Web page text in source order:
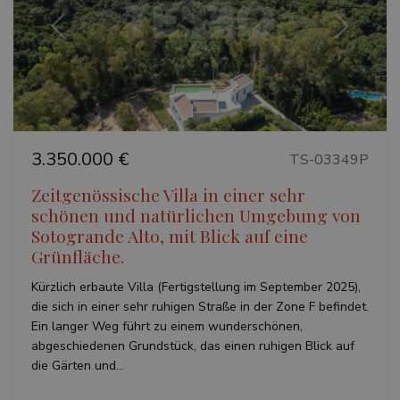
Vorherige Weiter
3.350.000 € TS-03349P
Zeitgenössische Villa in einer sehr
schönen und natürlichen Umgebung von
Sotogrande Alto, mit Blick auf eine
Grünfläche.
Kürzlich erbaute Villa (Fertigstellung im September 2025),
die sich in einer sehr ruhigen Straße in der Zone F befindet.
Ein langer Weg führt zu einem wunderschönen,
abgeschiedenen Grundstück, das einen ruhigen Blick auf
die Gärten und...
die Website nicht ordnungsgemäß verwendet
werden.
Name
Anbieter / Domäne
_GRECAPTCHA
Google LLC
www.google.com
6
VISITOR_PRIVACY_METADATA
YouTube
.youtube.com
Google-
Datenschutzerklärung